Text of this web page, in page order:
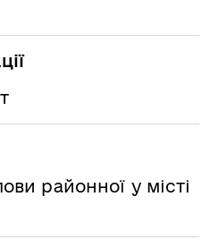
районної у місті